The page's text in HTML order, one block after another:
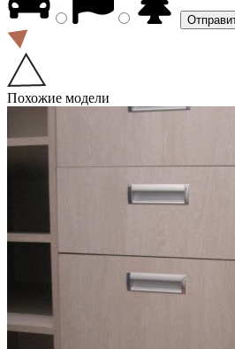
Похожие модели